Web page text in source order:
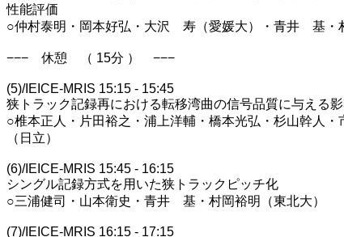
性能評価
○仲村泰明・岡本好弘・大沢 寿（愛媛大）・青井 基・
−−− 休憩 （ 15分 ） −−−
(5)/IEICE-MRIS 15:15 - 15:45
狭トラック記録再における転移湾曲の信号品質に与える
○椎本正人・片田裕之・浦上洋輔・橋本光弘・杉山幹人
（日立）
(6)/IEICE-MRIS 15:45 - 16:15
シングル記録方式を用いた狭トラックピッチ化
○三浦健司・山本衛史・青井 基・村岡裕明（東北大）
(7)/IEICE-MRIS 16:15 - 17:15